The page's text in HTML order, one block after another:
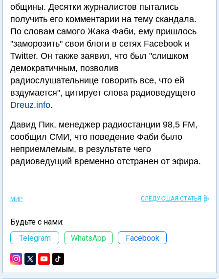
общины. Десятки журналистов пытались
получить его комментарии на тему скандала.
По словам самого Жака Фаби, ему пришлось
"заморозить" свои блоги в сетях Facebook и
Twitter. Он также заявил, что был "слишком
демократичным, позволив
радиослушательнице говорить все, что ей
вздумается", цитирует слова радиоведущего
Dreuz.info.
Давид Пик, менеджер радиостанции 98,5 FM,
сообщил СМИ, что поведение Фаби было
неприемлемым, в результате чего
радиоведущий временно отстранен от эфира.
МИР СЛЕДУЮЩАЯ СТАТЬЯ
Будьте с нами:
Telegram
WhatsApp Facebook